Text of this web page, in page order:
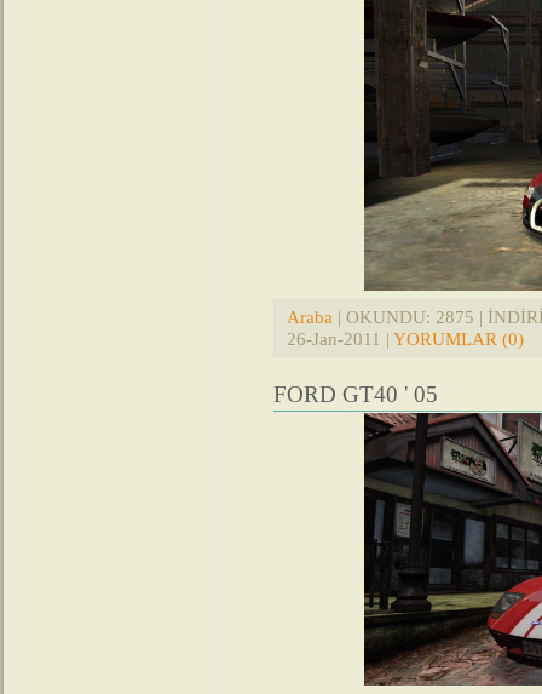
Araba | OKUNDU: 2875 |
26-Jan-2011 | YORUMLAR (0)
FORD GT40 ' 05